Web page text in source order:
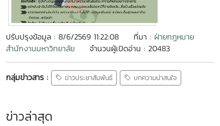
ปรับปรุงข้อมูล : 8/6/2569 11:22:08 ที่มา : ฝ่ายกฎหมาย
สำนักงานมหาวิทยาลัย
จำนวนผู้เปิดอ่าน : 20483
กลุ่มข่าวสาร : ข่าวประชาสัมพันธ์ บทความน่าสนใจ
ข่าวล่าสุด